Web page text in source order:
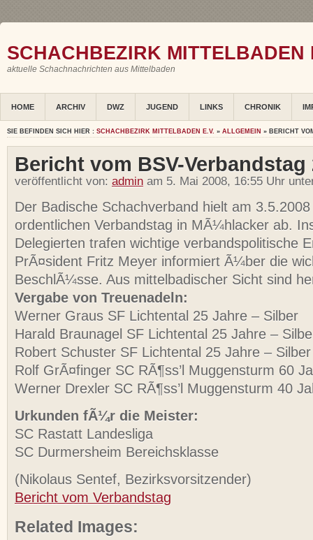
SCHACHBEZIRK MITTELBADEN
aktuelle Schachnachrichten aus Mittelbaden
HOME ARCHIV DWZ JUGEND LINKS CHRONIK
SIE BEFINDEN SICH HIER : SCHACHBEZIRK MITTELBADEN E.V. » ALLGEMEIN » BERICHT
Bericht vom BSV-Verbandstag
veröffentlicht von: admin am 5. Mai 2008, 16:55 Uhr
Der Badische Schachverband hielt am
ordentlichen Verbandstag in MÃ¼hlacker ab.
Delegierten trafen wichtige verbandspolitische
PrÃ¤sident Fritz Meyer informiert Ã¼ber die
BeschlÃ¼sse. Aus mittelbadischer Sicht sind
Vergabe von Treuenadeln:
Werner Graus SF Lichtental 25 Jahre – Silber
Harald Braunagel SF Lichtental 25 Jahre –
Robert Schuster SF Lichtental 25 Jahre – Silber
Rolf GrÃ¤finger SC RÃ¶ss’l Muggensturm 60
Werner Drexler SC RÃ¶ss’l Muggensturm 40
Urkunden fÃ¼r die Meister:
SC Rastatt Landesliga
SC Durmersheim Bereichsklasse
(Nikolaus Sentef, Bezirksvorsitzender)
Bericht vom Verbandstag
Related Images: